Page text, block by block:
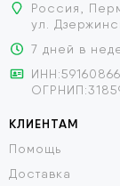
Россия,
ул.
7 дней в
КЛИЕНТАМ
Помощь
Доставка